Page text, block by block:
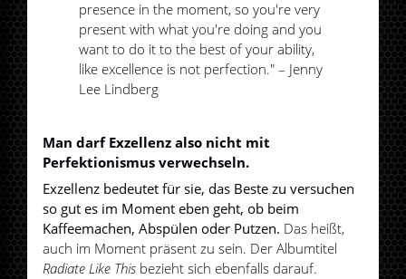
presence in the moment, so you're very
present with what you're doing and you
want to do it to the best of your ability,
like excellence is not perfection." – Jenny
Lee Lindberg
Man darf Exzellenz also nicht mit
Perfektionismus verwechseln.
Exzellenz bedeutet für sie, das Beste zu versuchen
so gut es im Moment eben geht, ob beim
Kaffeemachen, Abspülen oder Putzen. Das heißt,
auch im Moment präsent zu sein. Der Albumtitel
Radiate Like This bezieht sich ebenfalls darauf.